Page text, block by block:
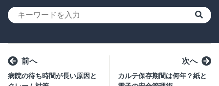
検索
前へ
病院の待ち時間が長い原因と
次へ
カルテ保存期間は何年？紙と